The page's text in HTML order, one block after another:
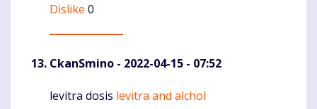
Dislike 0
CkanSmino - 2022-04-15 - 07:52
Komentaras
levitra dosis levitra and alchol